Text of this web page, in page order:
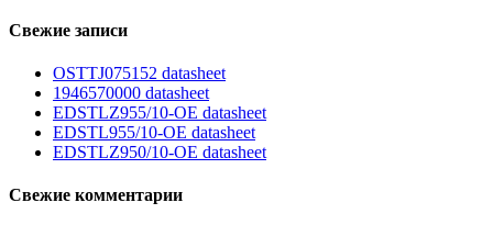
Свежие записи
OSTTJ075152 datasheet
1946570000 datasheet
EDSTLZ955/10-OE datasheet
EDSTL955/10-OE datasheet
EDSTLZ950/10-OE datasheet
Свежие комментарии